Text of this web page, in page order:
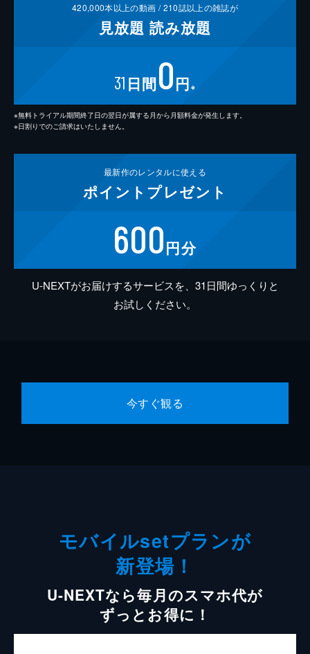
420,000本以上の動画 /210誌以上の雑誌が
見放題 読み放題
31 日間0円 ※
※無料トライアル期間終了日の翌日が属する月から月額料金が発生します。
※日割りでのご請求はいたしません。
最新作のレンタルに使える
ポイント プレゼント
600円分
U-NEXTがお届けするサービスを、31日間ゆっくりと
お試しください。
今すぐ観る
モバイルsetプランが
新登場！
U-NEXTなら毎月のスマホ代が
ずっとお得に！